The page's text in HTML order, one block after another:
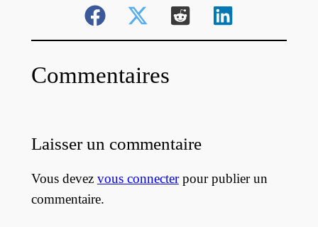
Commentaires
Laisser un commentaire
Vous devez vous connecterpour publier un
commentaire.